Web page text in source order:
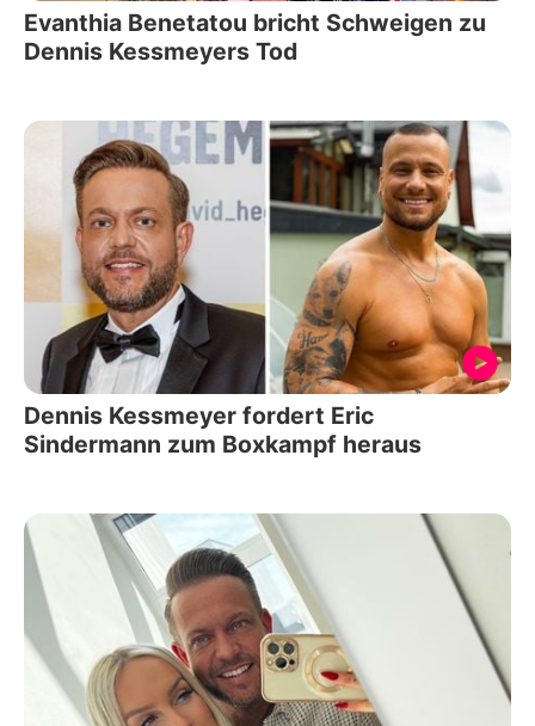
Evanthia Benetatou bricht Schweigen zu
Dennis Kessmeyers Tod
Dennis Kessmeyer fordert Eric
Sindermann zum Boxkampf heraus